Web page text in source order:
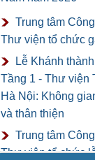
Trung tâm
Thư viện tổ chức
Lễ Khánh
Tầng 1 - Thư viện
Hà Nội: Không
và thân thiện
Trung tâm
Thư viện tổ chức